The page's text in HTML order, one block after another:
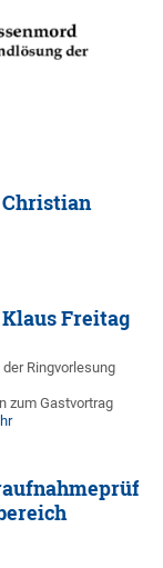
Christian
Freitag
Ringvorlesung
zum Gastvortrag